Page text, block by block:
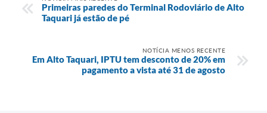
Primeiras paredes do Terminal Rodoviário de Alto
Taquari já estão de pé
NOTÍCIA MENOS RECENTE
Em Alto Taquari, IPTU tem desconto de 20% em
pagamento a vista até 31 de agosto